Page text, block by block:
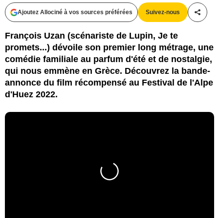
Ajoutez Allociné à vos sources préférées Suivez-nous
François Uzan (scénariste de Lupin, Je te
promets...) dévoile son premier long métrage, une
comédie familiale au parfum d'été et de nostalgie,
qui nous emmène en Grèce. Découvrez la bande-
annonce du film récompensé au Festival de l'Alpe
d'Huez 2022.